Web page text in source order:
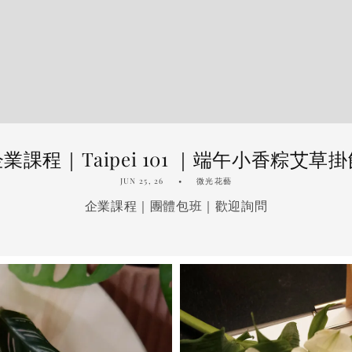
課程｜Taipei 101 ｜端午小香粽艾草
JUN 25, 26 微光花藝
企業課程｜團體包班｜歡迎詢問